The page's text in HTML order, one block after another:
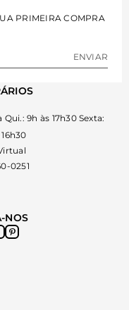
PRIMEIRA COMPRA
ENVIAR
Qui.: 9h às 17h30 Sexta:
0251
NOS